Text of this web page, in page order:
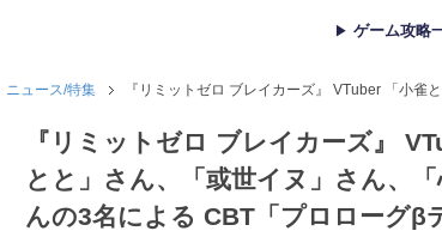
ゲーム攻略
ニュース/特集 『リミットゼロ ブレイカーズ』 VTuber 「小
『リミットゼロ ブレイカーズ』
とと」さん、「或世イヌ」さん、
んの3名による CBT「プロローグβ